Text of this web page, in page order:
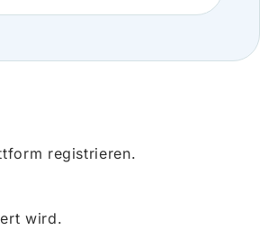
registrieren.
wird.